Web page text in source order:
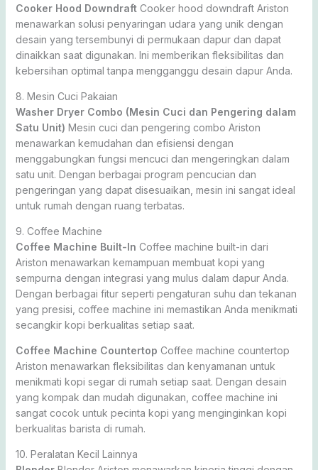
Cooker Hood DowndraftCooker hood downdraft Ariston
menawarkan solusi penyaringan udara yang unik dengan
desain yang tersembunyi di permukaan dapur dan dapat
dinaikkan saat digunakan. Ini memberikan fleksibilitas dan
kebersihan optimal tanpa mengganggu desain dapur Anda.
8. Mesin Cuci Pakaian
Washer Dryer Combo (Mesin Cuci dan Pengering dalam
Satu Unit) Mesin cuci dan pengering combo Ariston
menawarkan kemudahan dan efisiensi dengan
menggabungkan fungsi mencuci dan mengeringkan dalam
satu unit. Dengan berbagai program pencucian dan
pengeringan yang dapat disesuaikan, mesin ini sangat ideal
untuk rumah dengan ruang terbatas.
9. Coffee Machine
Coffee Machine Built-In Coffee machine built-in dari
Ariston menawarkan kemampuan membuat kopi yang
sempurna dengan integrasi yang mulus dalam dapur Anda.
Dengan berbagai fitur seperti pengaturan suhu dan tekanan
yang presisi, coffee machine ini memastikan Anda menikmati
secangkir kopi berkualitas setiap saat.
Coffee Machine Countertop Coffee machine countertop
Ariston menawarkan fleksibilitas dan kenyamanan untuk
menikmati kopi segar di rumah setiap saat. Dengan desain
yang kompak dan mudah digunakan, coffee machine ini
sangat cocok untuk pecinta kopi yang menginginkan kopi
berkualitas barista di rumah.
10. Peralatan Kecil Lainnya